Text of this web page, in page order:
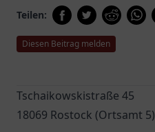
Teilen:
Diesen Beitrag melden
Tschaikowskistraße 45
18069 Rostock (Ortsamt 5)